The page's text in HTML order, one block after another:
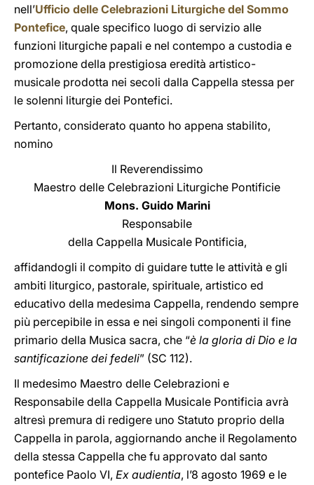
nell’Ufficio delle Celebrazioni Liturgiche del Sommo
Pontefice, quale specifico luogo di servizio alle
funzioni liturgiche papali e nel contempo a custodia e
promozione della prestigiosa eredità artistico-
musicale prodotta nei secoli dalla Cappella stessa per
le solenni liturgie dei Pontefici.
Pertanto, considerato quanto ho appena stabilito,
nomino
Il Reverendissimo
Maestro delle Celebrazioni Liturgiche Pontificie
Mons. Guido Marini
Responsabile
della Cappella Musicale Pontificia,
affidandogli il compito di guidare tutte le attività e gli
ambiti liturgico, pastorale, spirituale, artistico ed
educativo della medesima Cappella, rendendo sempre
più percepibile in essa e nei singoli componenti il fine
primario della Musica sacra, che “è la gloria di Dio e la
santificazione dei fedeli” (SC 112).
Il medesimo Maestro delle Celebrazioni e
Responsabile della Cappella Musicale Pontificia avrà
altresì premura di redigere uno Statuto proprio della
Cappella in parola, aggiornando anche il Regolamento
della stessa Cappella che fu approvato dal santo
pontefice Paolo VI, Ex audientia, l’8 agosto 1969 e le